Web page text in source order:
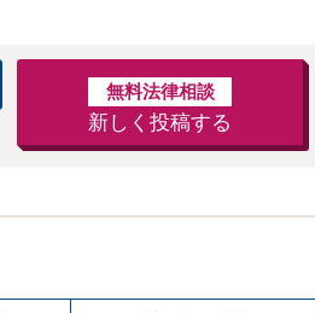
無料法律相談
新しく投稿する